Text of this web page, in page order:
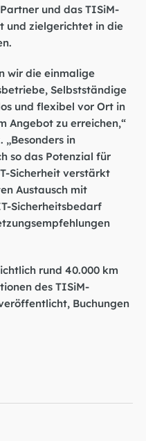
und das TISiM-
und zielgerichtet in die
wir die einmalige
Selbstständige
und flexibel vor Ort in
Angebot zu erreichen,“
in
so das Potenzial für
Sicherheit verstärkt
Austausch mit
Sicherheitsbedarf
rund 40.000 km
des TISiM-
Buchungen